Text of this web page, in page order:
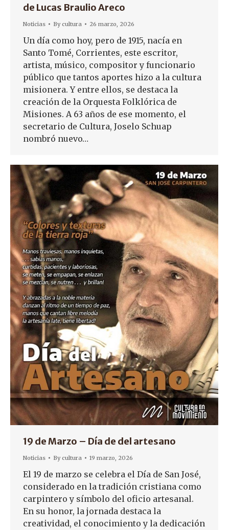
de Lucas Braulio Areco
Noticias Bycultura 26 marzo, 2026
Un día como hoy, pero de 1915, nacía en
Santo Tomé, Corrientes, este escritor,
artista, músico, compositor y funcionario
público que tantos aportes hizo a la cultura
misionera. Y entre ellos, se destaca la
creación de la Orquesta Folklórica de
Misiones. A 63 años de ese momento, el
secretario de Cultura, Joselo Schuap
nombró nuevo…
19 de Marzo – Día de del artesano
Noticias Bycultura 19 marzo, 2026
El 19 de marzo se celebra el Día de San José,
considerado en la tradición cristiana como
carpintero y símbolo del oficio artesanal.
En su honor, la jornada destaca la
creatividad, el conocimiento y la dedicación